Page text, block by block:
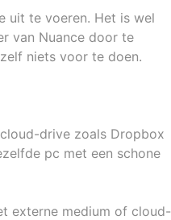
uit te voeren. Het is wel
van Nuance door te
niets voor te doen.
drive zoals Dropbox
pc met een schone
externe medium of cloud-